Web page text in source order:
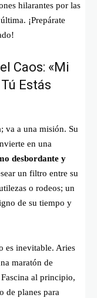
hilarantes por las
¡Prepárate
Caos: «Mi
Estás
va a una misión. Su
en una
desbordante y
un filtro entre su
o rodeos; un
de su tiempo y
es inevitable. Aries
maratón de
al principio,
de planes para